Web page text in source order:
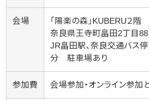
会場
「陽楽の森」KUBERU２階
奈良県王寺町畠田2丁目88
JR畠田駅、奈良交通バス
分 駐車場あり
参加費 会場参加・オンライン参加